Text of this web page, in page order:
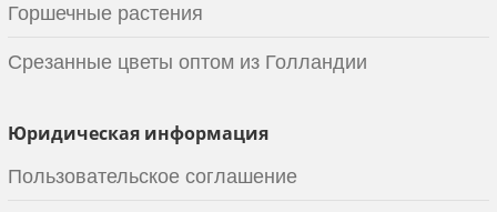
Горшечные растения
Срезанные цветы оптом из Голландии
Юридическая информация
Пользовательское соглашение